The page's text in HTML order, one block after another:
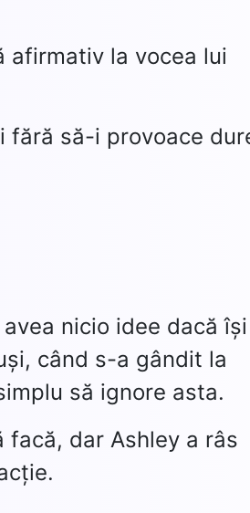
afirmativ la vocea lui
fără să-i provoace
nicio idee dacă își
când s-a gândit la
să ignore asta.
dar Ashley a râs